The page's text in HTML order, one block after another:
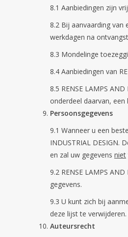
8.1 Aanbiedingen zijn
8.2 Bij aanvaarding van
werkdagen na
8.3 Mondelinge
8.4 Aanbiedingen van
8.5 RENSE LAMPS
onderdeel daarvan, een
Persoonsgegevens
9.1 Wanneer u een
INDUSTRIAL DESIGN.
en zal uw gegevens niet
9.2 RENSE LAMPS
gegevens.
9.3 U kunt zich bij
deze lijst te
Auteursrecht